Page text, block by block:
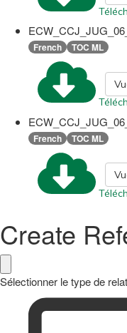
French TOC ML
French TOC ML
Create
Sélectionner le type de